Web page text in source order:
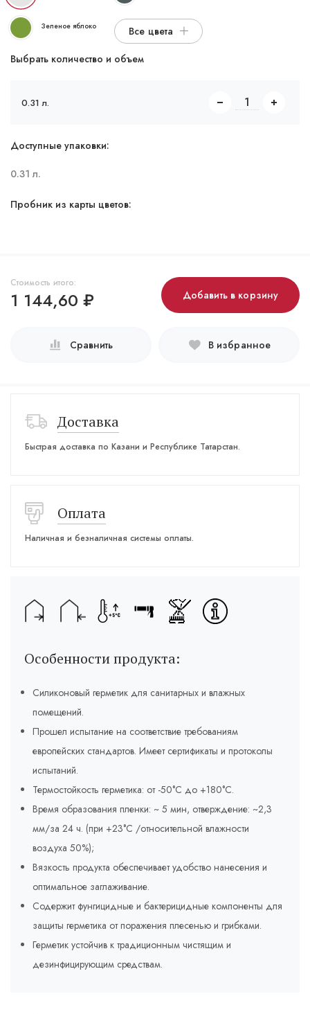
Зеленое яблоко
Все цвета
Выбрать количество и объем
0.31 л.
Доступные упаковки:
0.31 л.
Пробник из карты цветов:
Стоимость итого:
1 144,60 ₽ Добавить в корзину
Сравнить В избранное
Доставка
Быстрая доставка по Казани и Республике Татарстан.
Оплата
Наличная и безналичная системы оплаты.
Особенности продукта:
Силиконовый герметик для санитарных и влажных
помещений.
Прошел испытание на соответствие требованиям
европейских стандартов. Имеет сертификаты и протоколы
испытаний.
Термостойкость герметика: от -50°C до +180°C.
Время образования пленки: ~ 5 мин, отверждение: ~2,3
мм/за 24 ч. (при +23°C /относительной влажности
воздуха 50%);
Вязкость продукта обеспечивает удобство нанесения и
оптимальное заглаживание.
Содержит фунгицидные и бактерицидные компоненты для
защиты герметика от поражения плесенью и грибками.
Герметик устойчив к традиционным чистящим и
дезинфицирующим средствам.